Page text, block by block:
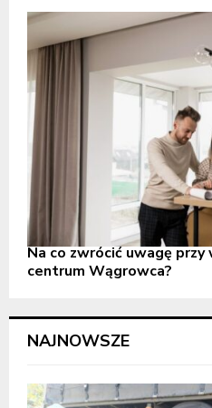
Na co zwrócić uwagę
centrum Wągrowca?
NAJNOWSZE